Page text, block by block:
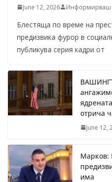
June 12, 2026 Информирваш
Блестяща по време на
предизвика фурор в
публикува серия кадри от
отрича
June 12,
Марков:
има